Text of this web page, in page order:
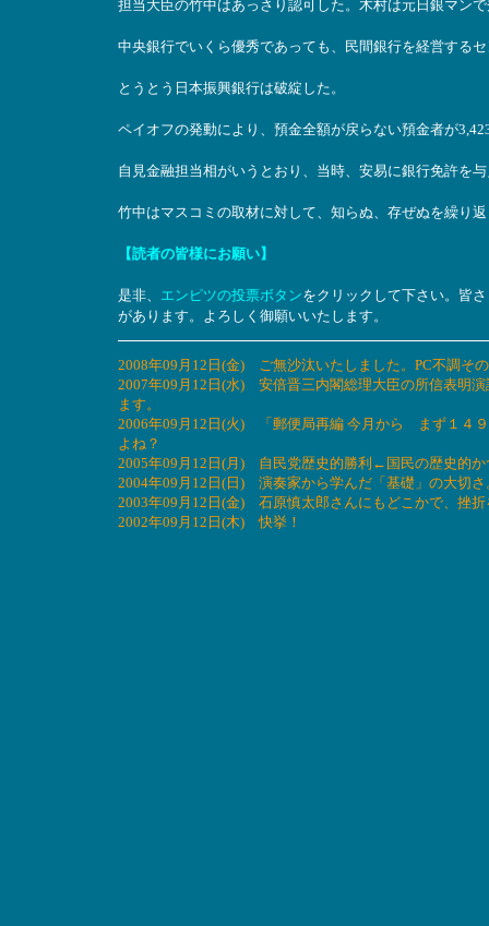
担当大臣の竹中はあっさり認可した。木村は元日銀マン
中央銀行でいくら優秀であっても、民間銀行を経営する
とうとう日本振興銀行は破綻した。
ペイオフの発動により、預金全額が戻らない預金者が
自見金融担当相がいうとおり、当時、安易に銀行免許を
竹中はマスコミの取材に対して、知らぬ、存ぜぬを繰り
【読者の皆様にお願い】
是非、 エンピツの投票ボタンをクリックして下さい。皆
があります。よろしく御願いいたします。
2008年09月12日(金) ご無沙汰いたしました。PC不調そ
2007年09月12日(水) 安倍晋三内閣総理大臣の所信表明
ます。
2006年09月12日(火) 「郵便局再編 今月から まず１４
よね？
2005年09月12日(月) 自民党歴史的勝利←国民の歴史的か
2004年09月12日(日) 演奏家から学んだ「基礎」の大切さ
2003年09月12日(金) 石原慎太郎さんにもどこかで、挫
2002年09月12日(木) 快挙！